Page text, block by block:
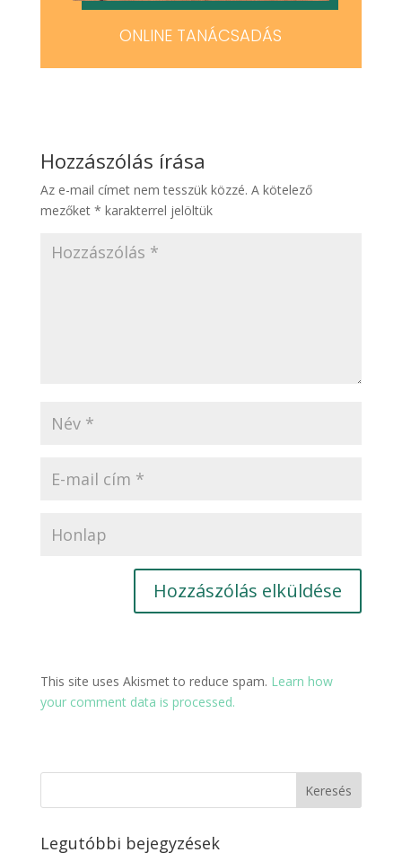
ONLINE TANÁCSADÁS
Hozzászólás írása
Az e-mail címet nem tesszük közzé. A kötelező
mezőket * karakterrel jelöltük
This site uses Akismet to reduce spam. Learn how
your comment data is processed.
Legutóbbi bejegyzések